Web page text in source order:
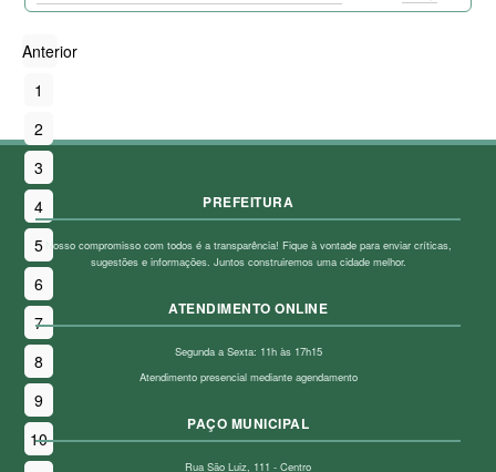
Anterior
1
2
3
4
5
6
7
8
9
10
PREFEITURA
Nosso compromisso com todos é a transparência! Fique à vontade para enviar críticas,
sugestões e informações. Juntos construiremos uma cidade melhor.
ATENDIMENTO ONLINE
Segunda a Sexta: 11h às 17h15
Atendimento presencial mediante agendamento
PAÇO MUNICIPAL
Rua São Luiz, 111 - Centro